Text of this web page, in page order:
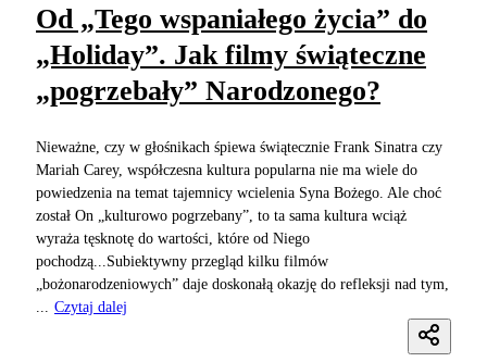
Od „Tego wspaniałego życia” do
„Holiday”. Jak filmy świąteczne
„pogrzebały” Narodzonego?
Nieważne, czy w głośnikach śpiewa świątecznie Frank Sinatra czy
Mariah Carey, współczesna kultura popularna nie ma wiele do
powiedzenia na temat tajemnicy wcielenia Syna Bożego. Ale choć
został On „kulturowo pogrzebany”, to ta sama kultura wciąż
wyraża tęsknotę do wartości, które od Niego
pochodzą...Subiektywny przegląd kilku filmów
„bożonarodzeniowych” daje doskonałą okazję do refleksji nad tym,
... Czytaj dalej